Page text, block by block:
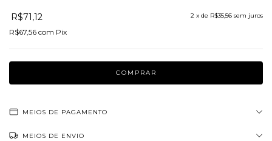
R$71,12
R$67,56 com Pix
2 x de R$35,56 sem juros
MEIOS DE PAGAMENTO
MEIOS DE ENVIO